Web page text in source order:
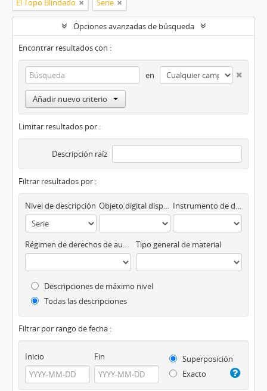
El Topo Blindado Serie
Opciones avanzadas de búsqueda
Encontrar resultados con :
en
Añadir nuevo criterio
Limitar resultados por :
Descripción raíz
Filtrar resultados por :
Nivel de descripción Objeto digital disponibles Instrumento de descripción
Régimen de derechos de autor Tipo general de material
Descripciones de máximo nivel
Todas las descripciones
Filtrar por rango de fecha :
Inicio Fin
Superposición
Exacto